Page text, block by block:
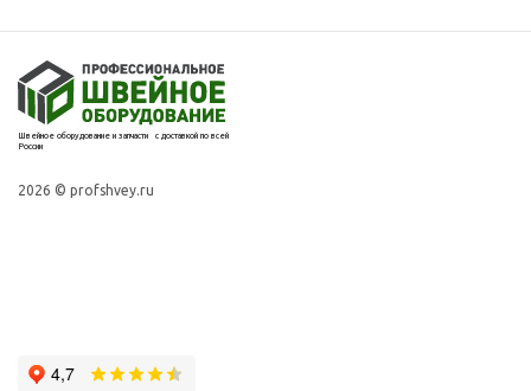
Швейное оборудование и запчасти с доставкой по всей
России
2026 © profshvey.ru